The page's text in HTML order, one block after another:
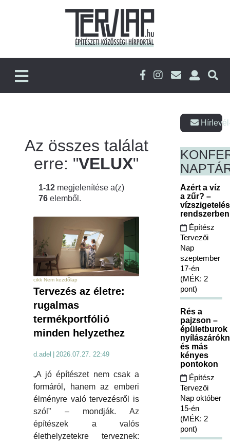
Az összes találat
erre: "VELUX"
1-12 megjelenítése a(z)
76 elemből.
cikk Nem kezdőlap
Tervezés az életre:
rugalmas
termékportfólió
minden helyzethez
d.adel | 2026.07.27. 22:49
„A jó építészet nem csak a
formáról, hanem az emberi
élményre való tervezésről is
szól” – mondják. Az
építészek a valós
élethelyzetekre terveznek:
Azért a víz
a zűr? –
Építész
Tervezői
Nap
szeptember
17-én
(MÉK: 2
pont)
Rés a
pajzson –
épületburok
és más
kényes
pontokon
Építész
Tervezői
Nap október
15-én
(MÉK: 2
pont)